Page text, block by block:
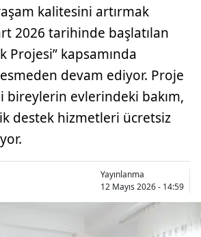
kalitesini artırmak
2026 tarihinde başlatılan
Projesi” kapsamında
devam ediyor. Proje
bireylerin evlerindeki bakım,
destek hizmetleri ücretsiz
Yayınlanma
12 Mayıs 2026 - 14:59